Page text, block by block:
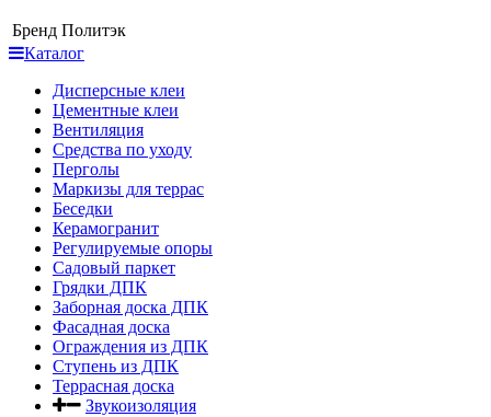
Бренд Политэк
Каталог
Дисперсные клеи
Цементные клеи
Вентиляция
Средства по уходу
Перголы
Маркизы для террас
Беседки
Керамогранит
Регулируемые опоры
Садовый паркет
Грядки ДПК
Заборная доска ДПК
Фасадная доска
Ограждения из ДПК
Ступень из ДПК
Террасная доска
Звукоизоляция